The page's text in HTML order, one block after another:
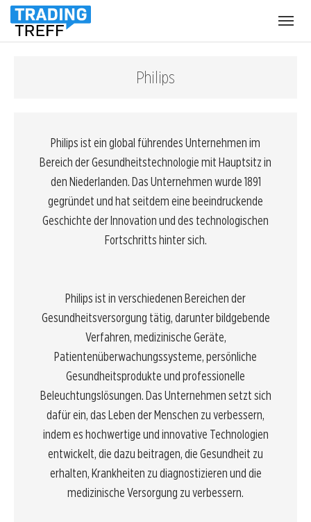
Philips
Philips ist ein global führendes Unternehmen im
Bereich der Gesundheitstechnologie mit Hauptsitz in
den Niederlanden. Das Unternehmen wurde 1891
gegründet und hat seitdem eine beeindruckende
Geschichte der Innovation und des technologischen
Fortschritts hinter sich.
Philips ist in verschiedenen Bereichen der
Gesundheitsversorgung tätig, darunter bildgebende
Verfahren, medizinische Geräte,
Patientenüberwachungssysteme, persönliche
Gesundheitsprodukte und professionelle
Beleuchtungslösungen. Das Unternehmen setzt sich
dafür ein, das Leben der Menschen zu verbessern,
indem es hochwertige und innovative Technologien
entwickelt, die dazu beitragen, die Gesundheit zu
erhalten, Krankheiten zu diagnostizieren und die
medizinische Versorgung zu verbessern.